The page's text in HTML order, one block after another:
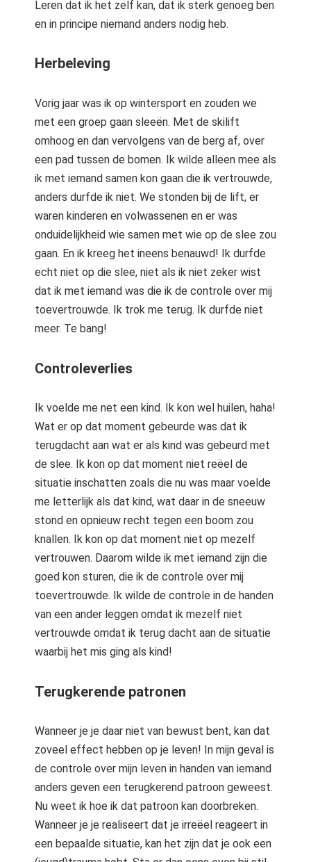
Leren dat ik het zelf kan, dat ik sterk genoeg ben
en in principe niemand anders nodig heb.
Herbeleving
Vorig jaar was ik op wintersport en zouden we
met een groep gaan sleeën. Met de skilift
omhoog en dan vervolgens van de berg af, over
een pad tussen de bomen. Ik wilde alleen mee als
ik met iemand samen kon gaan die ik vertrouwde,
anders durfde ik niet. We stonden bij de lift, er
waren kinderen en volwassenen en er was
onduidelijkheid wie samen met wie op de slee zou
gaan. En ik kreeg het ineens benauwd! Ik durfde
echt niet op die slee, niet als ik niet zeker wist
dat ik met iemand was die ik de controle over mij
toevertrouwde. Ik trok me terug. Ik durfde niet
meer. Te bang!
Controleverlies
Ik voelde me net een kind. Ik kon wel huilen, haha!
Wat er op dat moment gebeurde was dat ik
terugdacht aan wat er als kind was gebeurd met
de slee. Ik kon op dat moment niet reëel de
situatie inschatten zoals die nu was maar voelde
me letterlijk als dat kind, wat daar in de sneeuw
stond en opnieuw recht tegen een boom zou
knallen. Ik kon op dat moment niet op mezelf
vertrouwen. Daarom wilde ik met iemand zijn die
goed kon sturen, die ik de controle over mij
toevertrouwde. Ik wilde de controle in de handen
van een ander leggen omdat ik mezelf niet
vertrouwde omdat ik terug dacht aan de situatie
waarbij het mis ging als kind!
Terugkerende patronen
Wanneer je je daar niet van bewust bent, kan dat
zoveel effect hebben op je leven! In mijn geval is
de controle over mijn leven in handen van iemand
anders geven een terugkerend patroon geweest.
Nu weet ik hoe ik dat patroon kan doorbreken.
Wanneer je je realiseert dat je irreëel reageert in
een bepaalde situatie, kan het zijn dat je ook een